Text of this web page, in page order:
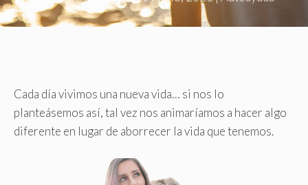
Cada día vivimos una nueva vida… si nos lo
planteásemos así, tal vez nos animaríamos a hacer algo
diferente en lugar de aborrecer la vida que tenemos.